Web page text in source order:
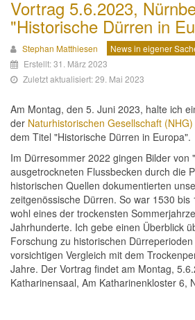
Vortrag 5.6.2023,
"Historische Dürren in
Stephan Matthiesen
News in eigener
Erstellt: 31. März 2023
Zuletzt aktualisiert: 29. Mai 2023
Am Montag, den 5. Juni 2023, halte ich
der Naturhistorischen Gesellschaft (NHG)
dem Titel "Historische Dürren in Europa".
Im Dürresommer 2022 gingen Bilder von
ausgetrockneten Flussbecken durch die
historischen Quellen dokumentierten
zeitgenössische Dürren. So war 1530 bis
wohl eines der trockensten
Jahrhunderte. Ich gebe einen Überblick
Forschung zu historischen
vorsichtigen Vergleich mit dem
Jahre. Der Vortrag findet am Montag,
Katharinensaal, Am Katharinenkloster 6,